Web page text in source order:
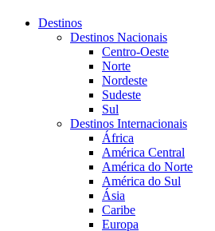
Destinos
Destinos Nacionais
Centro-Oeste
Norte
Nordeste
Sudeste
Sul
Destinos Internacionais
África
América Central
América do Norte
América do Sul
Ásia
Caribe
Europa